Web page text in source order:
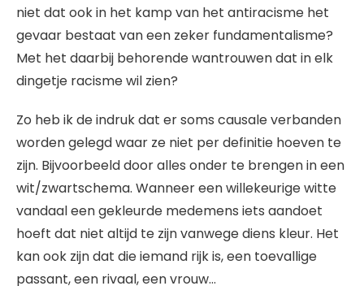
niet dat ook in het kamp van het antiracisme het
gevaar bestaat van een zeker fundamentalisme?
Met het daarbij behorende wantrouwen dat in elk
dingetje racisme wil zien?
Zo heb ik de indruk dat er soms causale verbanden
worden gelegd waar ze niet per definitie hoeven te
zijn. Bijvoorbeeld door alles onder te brengen in een
wit/zwartschema. Wanneer een willekeurige witte
vandaal een gekleurde medemens iets aandoet
hoeft dat niet altijd te zijn vanwege diens kleur. Het
kan ook zijn dat die iemand rijk is, een toevallige
passant, een rivaal, een vrouw…